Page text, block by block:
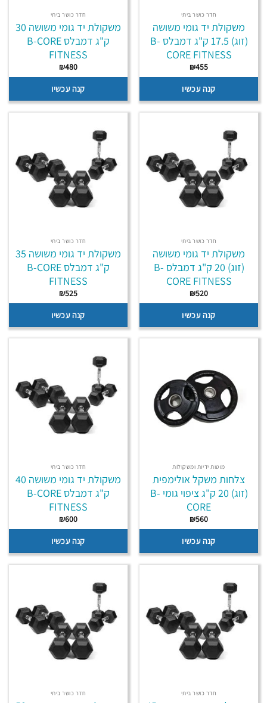
חדר כושר ביתי
משקולת יד גומי משושה
(זוג) 17.5 ק"ג דמבלס B-
CORE FITNESS
₪455
קנה עכשיו
חדר כושר ביתי
משקולת יד גומי משושה 30
ק"ג דמבלס B-CORE
FITNESS
₪480
קנה עכשיו
חדר כושר ביתי
משקולת יד גומי משושה
(זוג) 20 ק"ג דמבלס B-
CORE FITNESS
₪520
קנה עכשיו
חדר כושר ביתי
משקולת יד גומי משושה 35
ק"ג דמבלס B-CORE
FITNESS
₪525
קנה עכשיו
מוטות ידיות ומשקולות
צלחות משקל אולימפית
(זוג) 20 ק"ג ציפוי גומי B-
CORE
₪560
קנה עכשיו
חדר כושר ביתי
משקולת יד גומי משושה 40
ק"ג דמבלס B-CORE
FITNESS
₪600
קנה עכשיו
חדר כושר ביתי חדר כושר ביתי